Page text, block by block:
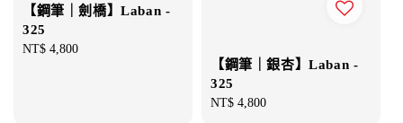
【鋼筆｜劍橋】Laban -
325
Regular
NT$ 4,800
【鋼筆｜銀杏】Laban -
325
Regular
NT$ 4,800